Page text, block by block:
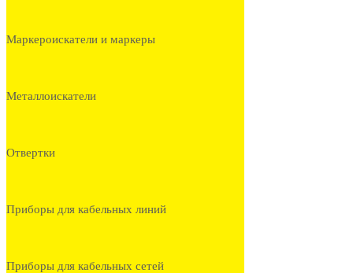
Маркероискатели и маркеры
Металлоискатели
Отвертки
Приборы для кабельных линий
Приборы для кабельных сетей